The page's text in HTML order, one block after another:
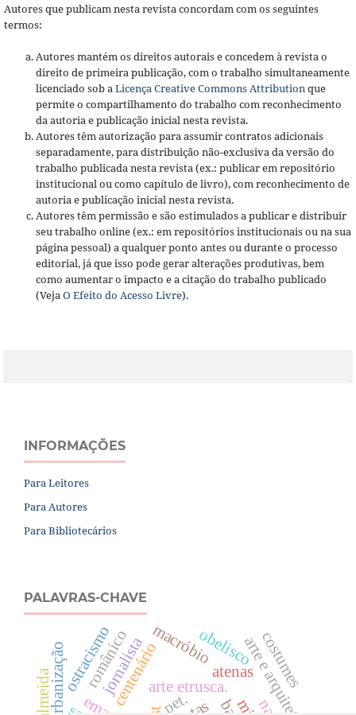
Autores que publicam nesta revista concordam com os seguintes
termos:
Autores mantém os direitos autorais e concedem à revista o
direito de primeira publicação, com o trabalho simultaneamente
licenciado sob aLicença Creative Commons Attributionque
permite o compartilhamento do trabalho com reconhecimento
da autoria e publicação inicial nesta revista.
Autores têm autorização para assumir contratos adicionais
separadamente, para distribuição não-exclusiva da versão do
trabalho publicada nesta revista (ex.: publicar em repositório
institucional ou como capítulo de livro), com reconhecimento de
autoria e publicação inicial nesta revista.
Autores têm permissão e são estimulados a publicar e distribuir
seu trabalho online (ex.: em repositórios institucionais ou na sua
página pessoal) a qualquer ponto antes ou durante o processo
editorial, já que isso pode gerar alterações produtivas, bem
como aumentar o impacto e a citação do trabalho publicado
(VejaO Efeito do Acesso Livre).
INFORMAÇÕES
Para Leitores
Para Autores
Para Bibliotecários
PALAVRAS-CHAVE
arte etrusca.
centenário arte e arquitetura
macróbio
jornalista obelisco
pet.
urbanização românico
ostracismo atenas costumes